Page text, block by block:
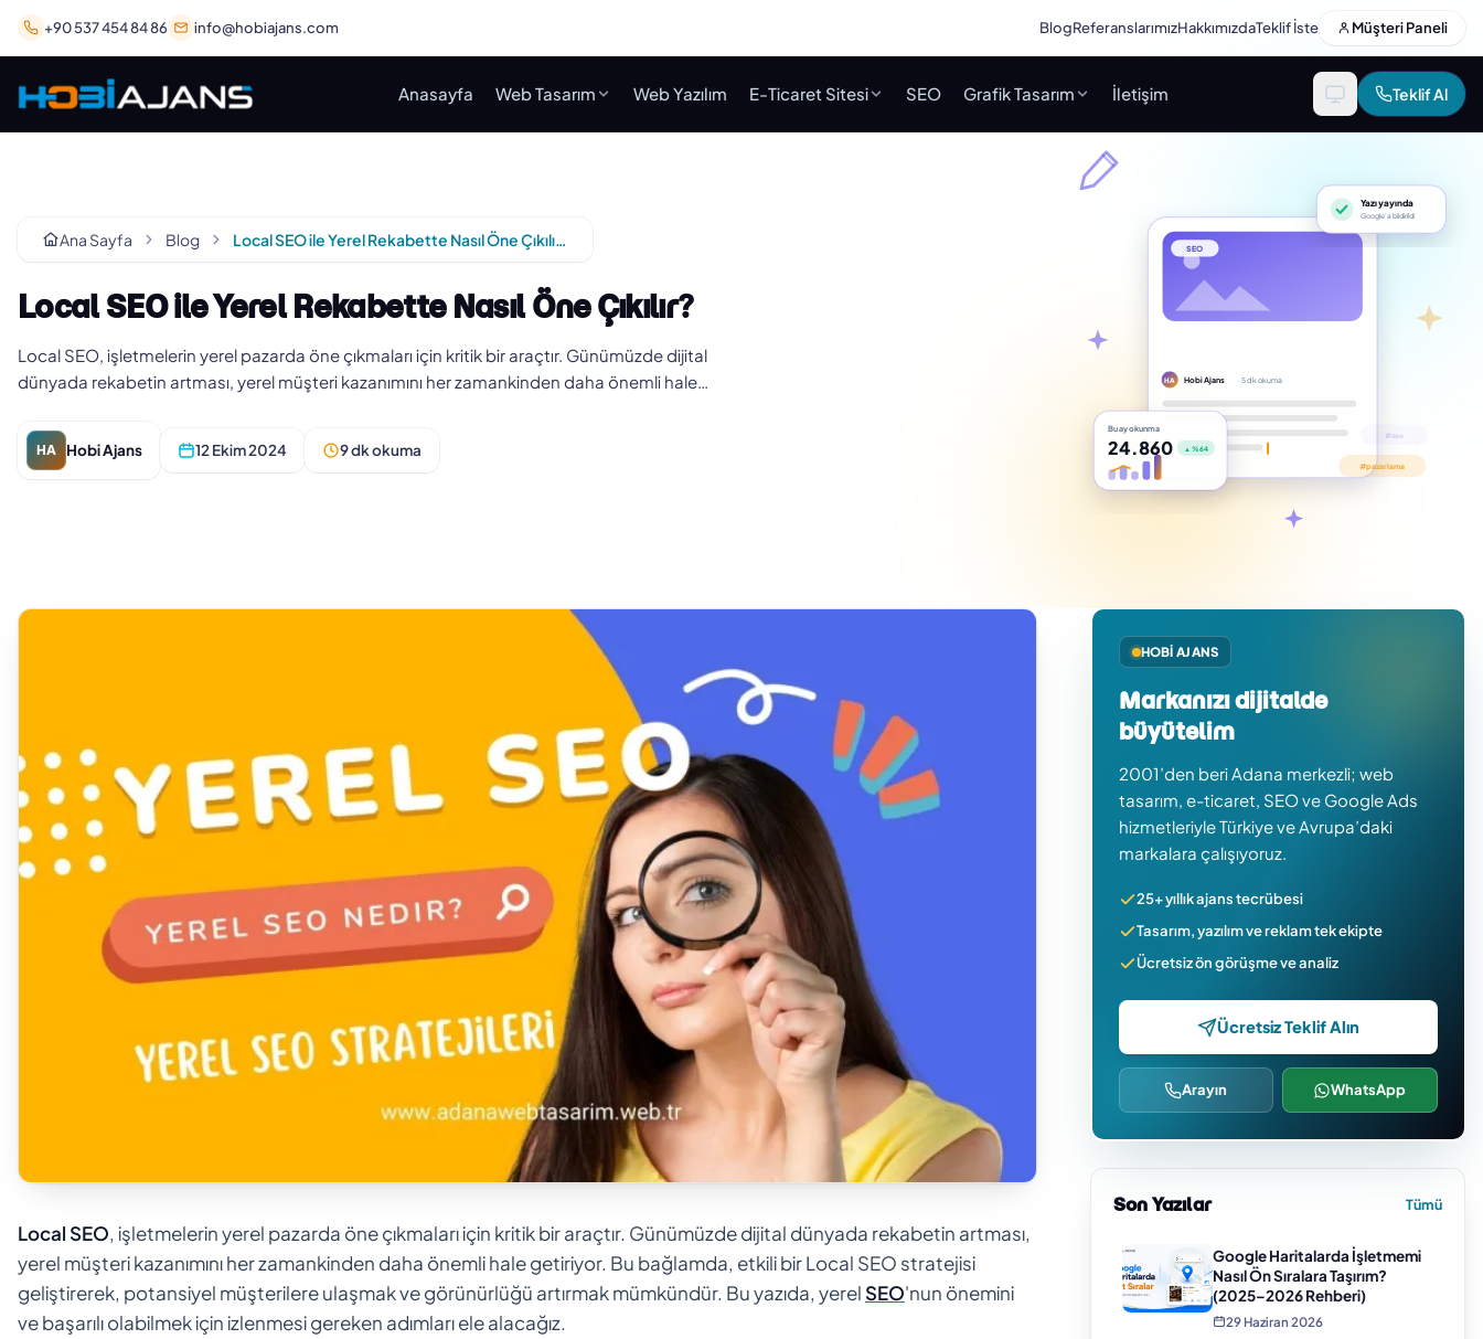
+90 537 454 84 86 info@hobiajans.com BlogReferanslarımızHakkımızdaTeklif İste Müşteri Paneli
Anasayfa Web Tasarım Web Yazılım E-Ticaret Sitesi SEO Grafik Tasarım İletişim Teklif Al
Ana Sayfa Blog Local SEO ile Yerel Rekabette Nasıl Öne Çıkılır?
Local SEO ile Yerel Rekabette Nasıl Öne Çıkılır?
Local SEO, işletmelerin yerel pazarda öne çıkmaları için kritik bir araçtır. Günümüzde dijital
dünyada rekabetin artması, yerel müşteri kazanımını her zamankinden daha önemli hale…
HA Hobi Ajans 12 Ekim 2024 9 dk okuma
SEO
HA Hobi Ajans · 5 dk okuma
Google’a bildirildi
Bu ay okunma
24.860 ▲ %64
Local SEO, işletmelerin yerel pazarda öne çıkmaları için kritik bir araçtır. Günümüzde dijital dünyada rekabetin artması,
yerel müşteri kazanımını her zamankinden daha önemli hale getiriyor. Bu bağlamda, etkili bir Local SEO stratejisi
geliştirerek, potansiyel müşterilere ulaşmak ve görünürlüğü artırmak mümkündür. Bu yazıda, yerel SEO'nun önemini
ve başarılı olabilmek için izlenmesi gereken adımları ele alacağız.
HOBI AJANS
Markanızı dijitalde
büyütelim
2001’den beri Adana merkezli; web
tasarım, e-ticaret, SEO ve Google Ads
hizmetleriyle Türkiye ve Avrupa’daki
markalara çalışıyoruz.
25+ yıllık ajans tecrübesi
Tasarım, yazılım ve reklam tek ekipte
Ücretsiz ön görüşme ve analiz
Ücretsiz Teklif Alın
Arayın WhatsApp
Son Yazılar Tümü
Google Haritalarda İşletmemi
Nasıl Ön Sıralara Taşırım?
(2025–2026 Rehberi)
29 Haziran 2026